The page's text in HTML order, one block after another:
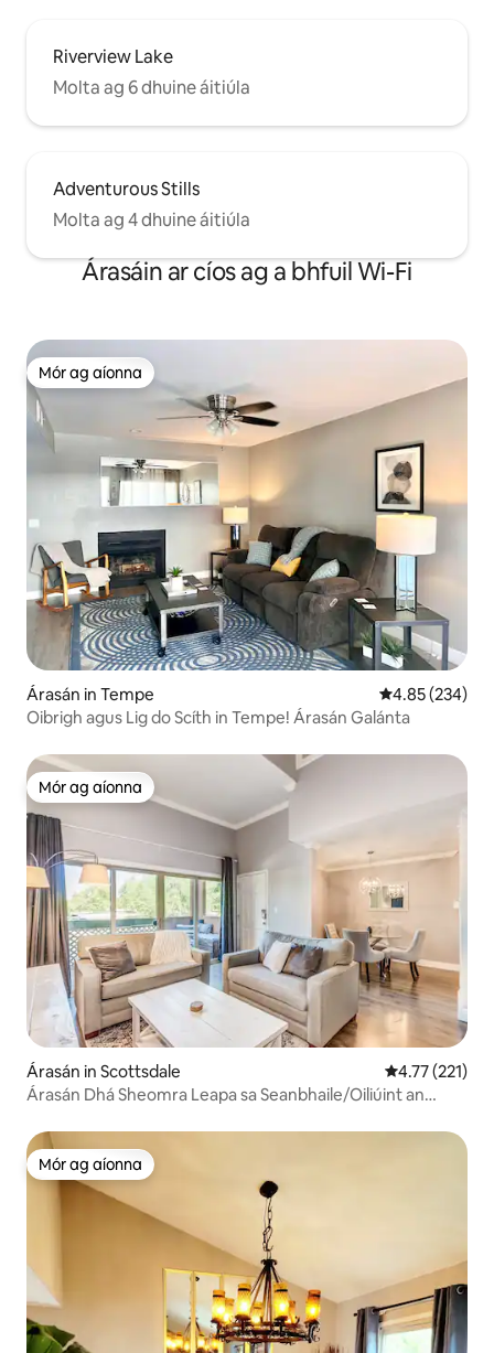
Riverview Lake
Molta ag 6 dhuine áitiúla
Adventurous Stills
Molta ag 4 dhuine áitiúla
Árasáin ar cíos ag a bhfuil Wi-Fi
Mór ag aíonna
Mór ag aíonna
Árasán in Tempe Meánrátáil
4.85 (234)
Oibrigh agus Lig do Scíth in Tempe! Árasán Galánta
Mór ag aíonna
Mór ag aíonna
Árasán in Scottsdale Meánrátáil
4.77 (221)
Árasán Dhá Sheomra Leapa sa Seanbhaile/Oiliúint an
Mór ag aíonna
Mór ag aíonna